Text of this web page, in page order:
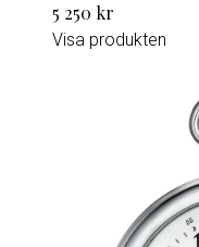
5 250 kr
Visa produkten